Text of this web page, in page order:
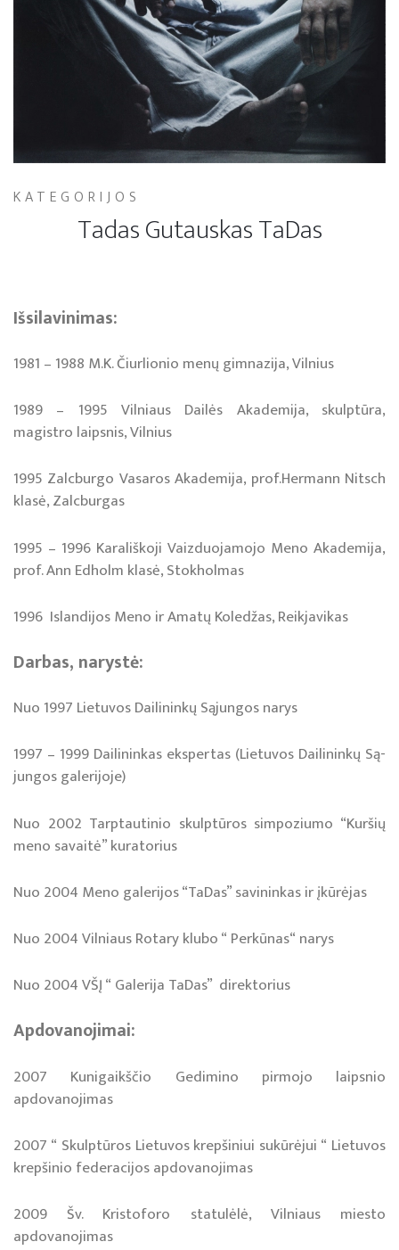
KATEGORIJOS
Tadas Gutauskas TaDas
Iš­si­la­vi­ni­mas:
1981 – 1988 M.K. Čiur­lio­nio me­nų gim­na­zi­ja, Vil­nius
1989 – 1995 Vil­niaus Dai­lės Aka­de­mi­ja, skulp­tū­ra,
magistro laipsnis, Vil­nius
1995 Zalc­bur­go Va­sa­ros Aka­de­mi­ja, prof.Hermann Nitsch
klasė, Zalcburgas
1995 – 1996 Ka­ra­liš­koji Vaiz­duo­ja­mo­jo Meno Akademija,
prof. Ann Ed­holm klasė, Stokholmas
1996 Is­lan­di­jos Me­no ir Ama­tų Ko­le­džas, Reik­ja­vi­kas
Dar­bas, narystė:
Nuo 1997 Lietuvos Dailininkų Sąjungos narys
1997 – 1999 Dai­li­nin­kas eks­per­tas (Lie­tu­vos Dai­li­nin­kų Są­
jun­gos ga­le­ri­jo­je)
Nuo 2002 Tarptautinio skulptūros simpoziumo “Kuršių
meno savaitė” kuratorius
Nuo 2004 Meno galerijos “TaDas” savininkas ir įkūrėjas
Nuo 2004 Vilniaus Rotary klubo “ Perkūnas“ narys
Nuo 2004 VŠĮ “ Galerija TaDas” direktorius
Apdovanojimai:
2007 Kunigaikščio Gedimino pirmojo laipsnio
apdovanojimas
2007 “ Skulptūros Lietuvos krepšiniui sukūrėjui “ Lietuvos
krepšinio federacijos apdovanojimas
2009 Šv. Kristoforo statulėlė, Vilniaus miesto
apdovanojimas